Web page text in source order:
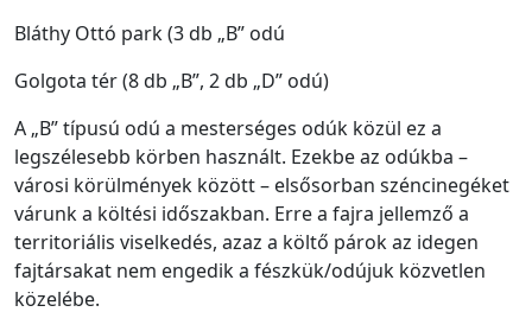
Bláthy Ottó park (3 db „B” odú
Golgota tér (8 db „B”, 2 db „D” odú)
A „B” típusú odú a mesterséges odúk közül ez a
legszélesebb körben használt. Ezekbe az odúkba –
városi körülmények között – elsősorban széncinegéket
várunk a költési időszakban. Erre a fajra jellemző a
territoriális viselkedés, azaz a költő párok az idegen
fajtársakat nem engedik a fészkük/odújuk közvetlen
közelébe.